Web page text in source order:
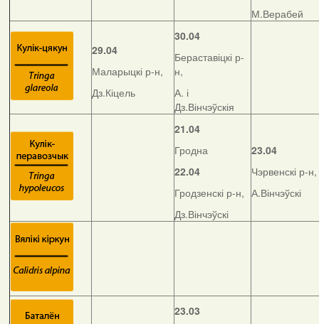
М.Верабей
29.04
Маларыцкі р-н,
Дз.Кіцель
30.04
Бераставіцкі р-
н,
А. і
Дз.Вінчэўскія
21.04
Гродна
22.04
Гродзенскі р-н,
Дз.Вінчэўскі
23.04
Чэрвенскі р-н,
А.Вінчэўскі
23.03